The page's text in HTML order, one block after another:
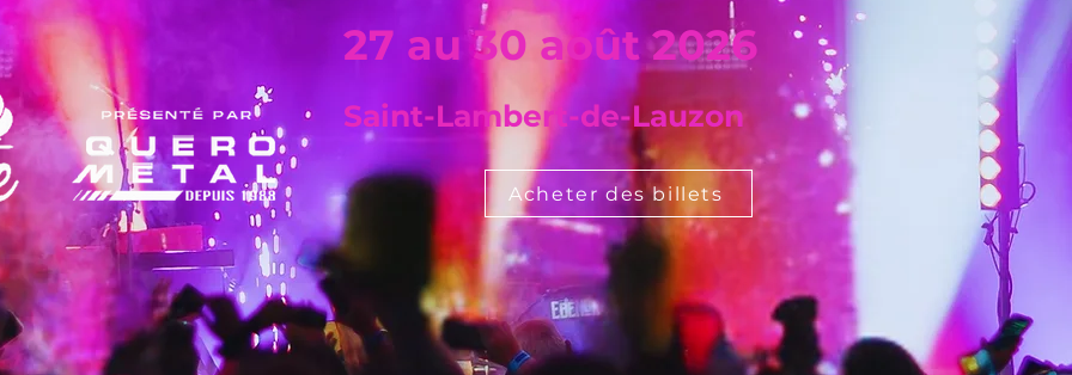
27 au 30 août 2026
Saint-Lambert-de-Lauzon
Acheter des billets